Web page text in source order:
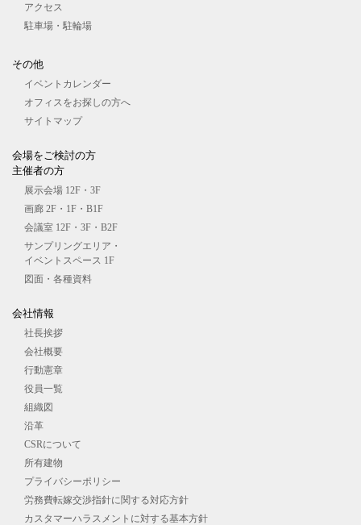
アクセス
駐車場・駐輪場
その他
イベントカレンダー
オフィスをお探しの⽅へ
サイトマップ
会場をご検討の⽅
主催者の⽅
展⽰会場 12F・3F
画廊 2F・1F・B1F
会議室 12F・3F・B2F
サンプリングエリア・
イベントスペース 1F
図⾯・各種資料
会社情報
社長挨拶
会社概要
行動憲章
役員一覧
組織図
沿革
CSRについて
所有建物
プライバシーポリシー
労務費転嫁交渉指針に関する対応方針
カスタマーハラスメントに対する基本方針